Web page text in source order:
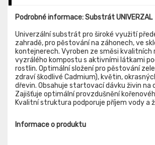
Podrobné informace: Substrát UNIVERZAL
Univerzální substrát pro široké využití
zahradě, pro pěstování na záhonech, ve
kontejnerech. Vyroben ze směsi kvalitních
vyzrálého kompostu s aktivními látkami
rostlin. Optimální složení pro pěstování
zdraví škodlivé Cadmium), květin,
dřevin. Obsahuje startovací dávku živin na
Zajišťuje optimální provzdušnění
Kvalitní struktura podporuje příjem vody a
Informace o produktu